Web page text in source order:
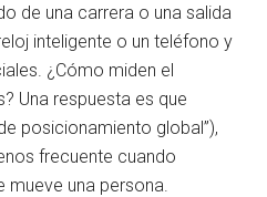
de una carrera o una salida
inteligente o un teléfono y
¿Cómo miden el
Una respuesta es que
posicionamiento global”),
frecuente cuando
una persona.